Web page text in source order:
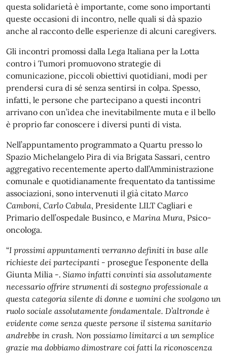
questa solidarietà è importante, come sono importanti
queste occasioni di incontro, nelle quali si dà spazio
anche al racconto delle esperienze di alcuni caregivers.
Gli incontri promossi dalla Lega Italiana per la Lotta
contro i Tumori promuovono strategie di
comunicazione, piccoli obiettivi quotidiani, modi per
prendersi cura di sé senza sentirsi in colpa. Spesso,
infatti, le persone che partecipano a questi incontri
arrivano con un’idea che inevitabilmente muta e il bello
è proprio far conoscere i diversi punti di vista.
Nell’appuntamento programmato a Quartu presso lo
Spazio Michelangelo Pira di via Brigata Sassari, centro
aggregativo recentemente aperto dall’Amministrazione
comunale e quotidianamente frequentato da tantissime
associazioni, sono intervenuti il già citato Marco
Camboni, Carlo Cabula, Presidente LILT Cagliari e
Primario dell’ospedale Businco, e Marina Mura, Psico-
oncologa.
“I prossimi appuntamenti verranno definiti in base alle
richieste dei partecipanti - prosegue l’esponente della
Giunta Milia -. Siamo infatti convinti sia assolutamente
necessario offrire strumenti di sostegno professionale a
questa categoria silente di donne e uomini che svolgono un
ruolo sociale assolutamente fondamentale. D’altronde è
evidente come senza queste persone il sistema sanitario
andrebbe in crash. Non possiamo limitarci a un semplice
grazie ma dobbiamo dimostrare coi fatti la riconoscenza